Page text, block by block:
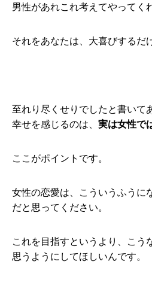
男性があれこれ考えてやってく
それをあなたは、大喜びするだ
至れり尽くせりでしたと書いて
幸せを感じるのは、 実は女性で
ここがポイントです。
女性の恋愛は、こういうふうに
だと思ってください。
これを目指すというより、こう
思うようにしてほしいんです。